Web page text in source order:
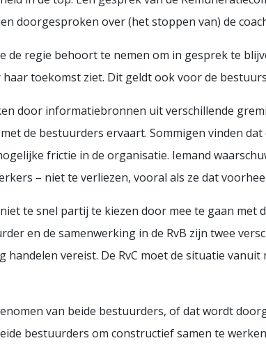
doorgesproken over (het stoppen van) de
regie behoort te nemen om in gesprek te
toekomst ziet. Dit geldt ook voor de
door informatiebronnen uit verschillende
de bestuurders ervaart. Sommigen vinden
frictie in de organisatie. Iemand
– niet te verliezen, vooral als ze dat
te snel partij te kiezen door mee te gaan
en de samenwerking in de RvB zijn twee
vereist. De RvC moet de situatie
van beide bestuurders, of dat wordt
bestuurders om constructief samen te